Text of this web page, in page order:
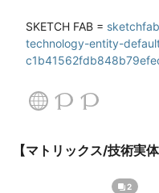
SKETCH FAB =
technology-entity-
【マトリックス/技術実
2